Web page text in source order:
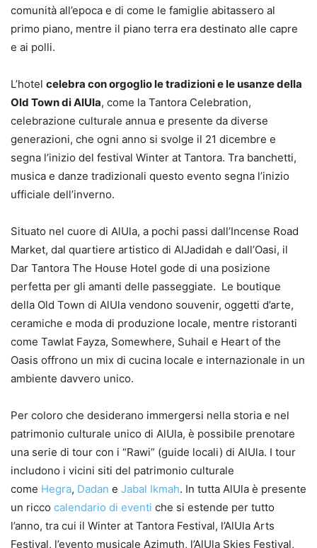
comunità all’epoca e di come le famiglie abitassero al
primo piano, mentre il piano terra era destinato alle capre
e ai polli.
L’hotel celebra con orgoglio le tradizioni e le usanze della
Old Town di AlUla, come la Tantora Celebration,
celebrazione culturale annua e presente da diverse
generazioni, che ogni anno si svolge il 21 dicembre e
segna l’inizio del festival Winter at Tantora. Tra banchetti,
musica e danze tradizionali questo evento segna l’inizio
ufficiale dell’inverno.
Situato nel cuore di AlUla, a pochi passi dall’Incense Road
Market, dal quartiere artistico di AlJadidah e dall’Oasi, il
Dar Tantora The House Hotel gode di una posizione
perfetta per gli amanti delle passeggiate. Le boutique
della Old Town di AlUla vendono souvenir, oggetti d’arte,
ceramiche e moda di produzione locale, mentre ristoranti
come Tawlat Fayza, Somewhere, Suhail e Heart of the
Oasis offrono un mix di cucina locale e internazionale in un
ambiente davvero unico.
Per coloro che desiderano immergersi nella storia e nel
patrimonio culturale unico di AlUla, è possibile prenotare
una serie di tour con i “Rawi” (guide locali) di AlUla. I tour
includono i vicini siti del patrimonio culturale
come Hegra, Dadan e Jabal Ikmah. In tutta AlUla è presente
un ricco calendario di eventi che si estende per tutto
l’anno, tra cui il Winter at Tantora Festival, l’AlUla Arts
Festival, l’evento musicale Azimuth, l’AlUla Skies Festival,